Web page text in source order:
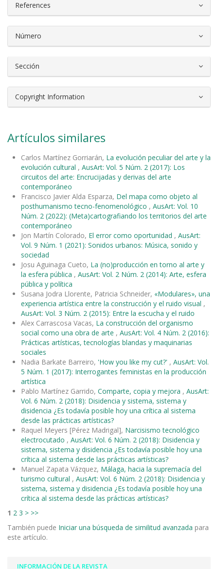
References
Número
Sección
Copyright Information
Artículos similares
Carlos Martínez Gorriarán, La evolución peculiar del arte y la
evolución cultural , AusArt: Vol. 5 Núm. 2 (2017): Los
circuitos del arte: Encrucijadas y derivas del arte
contemporáneo
Francisco Javier Alda Esparza, Del mapa como objeto al
posthumanismo tecno-fenomenológico , AusArt: Vol. 10
Núm. 2 (2022): (Meta)cartografiando los territorios del arte
contemporáneo
Jon Martín Colorado, El error como oportunidad , AusArt:
Vol. 9 Núm. 1 (2021): Sonidos urbanos: Música, sonido y
sociedad
Josu Aguinaga Cueto, La (no)producción en torno al arte y
la esfera pública , AusArt: Vol. 2 Núm. 2 (2014): Arte, esfera
pública y política
Susana Jodra Llorente, Patricia Schneider, «Modulares», una
experiencia artística entre la construcción y el ruido visual ,
AusArt: Vol. 3 Núm. 2 (2015): Entre la escucha y el ruido
Alex Carrascosa Vacas, La construcción del organismo
social como una obra de arte , AusArt: Vol. 4 Núm. 2 (2016):
Prácticas artísticas, tecnologías blandas y maquinarias
sociales
Nadia Barkate Barreiro, 'How you like my cut?' , AusArt: Vol.
5 Núm. 1 (2017): Interrogantes feministas en la producción
artística
Pablo Martínez Garrido, Comparte, copia y mejora , AusArt:
Vol. 6 Núm. 2 (2018): Disidencia y sistema, sistema y
disidencia ¿Es todavía posible hoy una crítica al sistema
desde las prácticas artísticas?
Raquel Meyers [Pérez Madrigal], Narcisismo tecnológico
electrocutado , AusArt: Vol. 6 Núm. 2 (2018): Disidencia y
sistema, sistema y disidencia ¿Es todavía posible hoy una
crítica al sistema desde las prácticas artísticas?
Manuel Zapata Vázquez, Málaga, hacia la supremacía del
turismo cultural , AusArt: Vol. 6 Núm. 2 (2018): Disidencia y
sistema, sistema y disidencia ¿Es todavía posible hoy una
crítica al sistema desde las prácticas artísticas?
1 2 3 > >>
También puede Iniciar una búsqueda de similitud avanzada para
este artículo.
INFORMACIÓN DE LA REVISTA